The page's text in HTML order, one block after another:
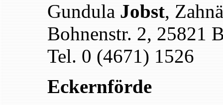
Gundula Jobst,
Bohnenstr. 2, 25821
Tel. 0 (4671) 1526
Eckernförde